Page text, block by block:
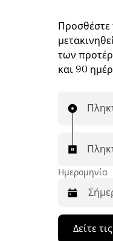
Προσθέστε
των
και 90
Ημερομηνία
Πατήστε
Δείτε